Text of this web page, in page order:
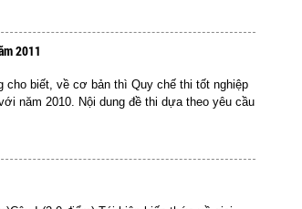
2011
cho biết, về cơ bản thì Quy chế thi tốt nghiệp
năm 2010. Nội dung đề thi dựa theo yêu cầu